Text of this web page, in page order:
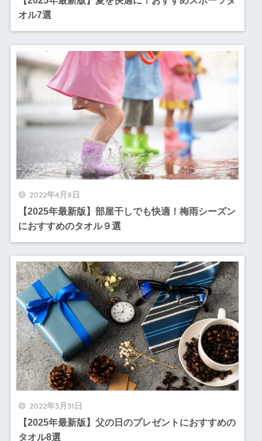
オル7選
2022年4月8日
【2025年最新版】部屋干しでも快適！梅雨シーズン
におすすめのタオル９選
2022年3月31日
【2025年最新版】父の日のプレゼントにおすすめの
タオル8選